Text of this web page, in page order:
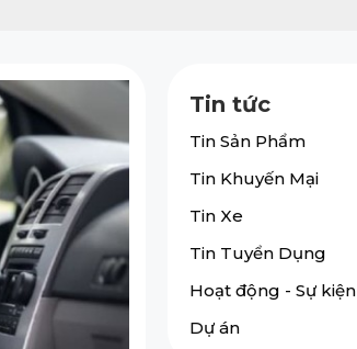
Tin tức
Tin Sản Phẩm
Tin Khuyến Mại
Tin Xe
Tin Tuyển Dụng
Hoạt động - Sự kiện
Dự án